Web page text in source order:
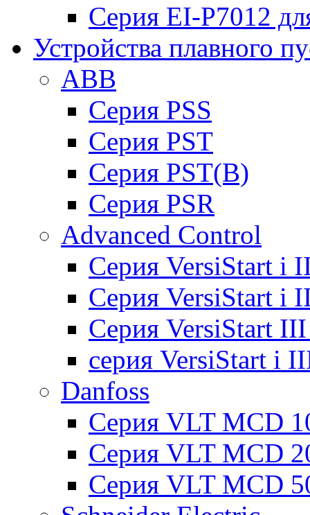
Серия EI-P7012
Устройства плавного
ABB
Cерия PSS
Cерия PST
Cерия PST(B)
Серия PSR
Advanced Control
Cерия VersiStart i
Cерия VersiStart i
Cерия VersiStart
серия VersiStart i
Danfoss
Серия VLT MCD
Серия VLT MCD
Серия VLT MCD